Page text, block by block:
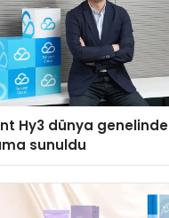
Hy3 dünya genelinde
sunuldu